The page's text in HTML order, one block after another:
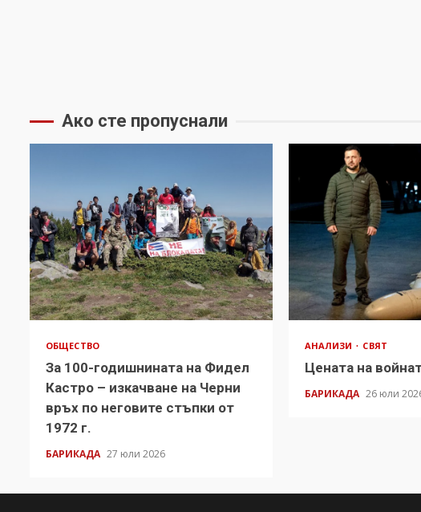
Ако сте пропуснали
ОБЩЕСТВО
За 100-годишнината на Фидел
Кастро – изкачване на Черни
връх по неговите стъпки от
1972 г.
БАРИКАДА 27 юли 2026
АНАЛИЗИ СВЯТ
Цената на
БАРИКАДА 26 юли